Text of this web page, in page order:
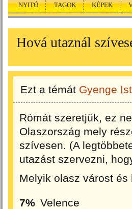
NYITÓ TAGOK KÉPEK
Hová utaznál
Ezt a témát Gyenge
Rómát szeretjük, ez
Olaszország mely
szívesen. (A
utazást szervezni,
Melyik olasz várost
7% Velence